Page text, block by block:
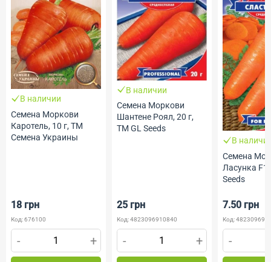
В наличии
Семена Моркови
Каротель, 10 г, ТМ
Семена Украины
18 грн
Код: 676100
- +
В наличии
Семена Моркови
Шантене Роял, 20 г,
ТМ GL Seeds
25 грн
Код: 4823096910840
- +
В
Семена
Ласунка
Seeds
7.50 грн
Код:
-